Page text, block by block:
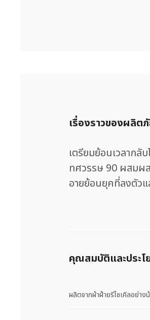
เรื่องราวของผลิต
เตรียมย้อนเวลาก
ทศวรรษ 90 ผสมผ
อายย้อนยุคที่ลงตัว
คุณสมบัติและประโ
ผลิตจากผ้าฝ้ายรีไซเคิลอย่าง